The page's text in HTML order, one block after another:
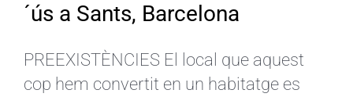
´ús a Sants, Barcelona
PREEXISTÈNCIES El local que aquest
cop hem convertit en un habitatge es